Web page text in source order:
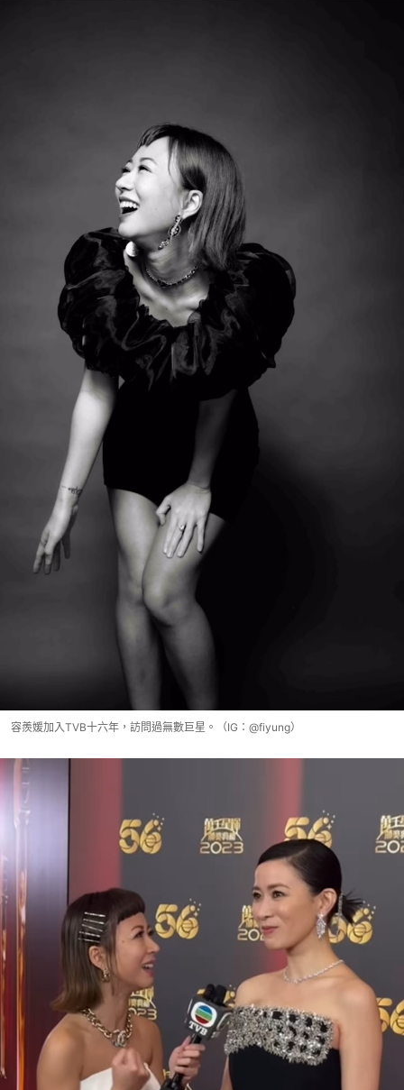
容羨媛加入TVB十六年，訪問過無數巨星。（IG：@fiyung）